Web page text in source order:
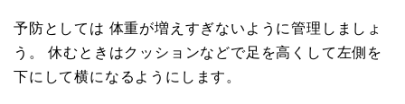
予防としては 体重が増えすぎないように管理しましょ
う。 休むときはクッションなどで足を高くして左側を
下にして横になるようにします。